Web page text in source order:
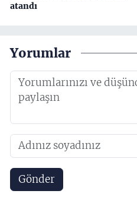
atandı
Yorumlar
Gönder